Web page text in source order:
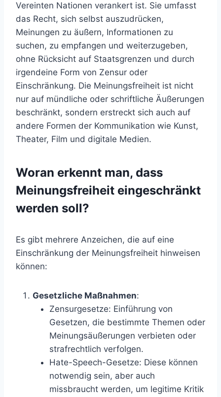
Vereinten Nationen verankert ist. Sie umfasst
das Recht, sich selbst auszudrücken,
Meinungen zu äußern, Informationen zu
suchen, zu empfangen und weiterzugeben,
ohne Rücksicht auf Staatsgrenzen und durch
irgendeine Form von Zensur oder
Einschränkung. Die Meinungsfreiheit ist nicht
nur auf mündliche oder schriftliche Äußerungen
beschränkt, sondern erstreckt sich auch auf
andere Formen der Kommunikation wie Kunst,
Theater, Film und digitale Medien.
Woran erkennt man, dass
Meinungsfreiheit eingeschränkt
werden soll?
Es gibt mehrere Anzeichen, die auf eine
Einschränkung der Meinungsfreiheit hinweisen
können:
Gesetzliche Maßnahmen:
Zensurgesetze: Einführung von
Gesetzen, die bestimmte Themen oder
Meinungsäußerungen verbieten oder
strafrechtlich verfolgen.
Hate-Speech-Gesetze: Diese können
notwendig sein, aber auch
missbraucht werden, um legitime Kritik